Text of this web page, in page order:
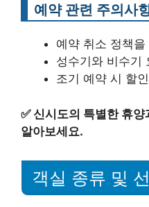
예약 관련 주의사
예약 취소 정책
성수기와 비수기
조기 예약 시 할
✅신시도의 특별한 휴
알아보세요.
객실 종류 및